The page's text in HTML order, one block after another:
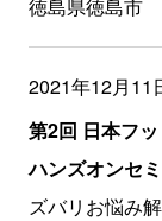
徳島県徳島市
2021年12月11
第2回 日本フ
ハンズオンセ
ズバリお悩み